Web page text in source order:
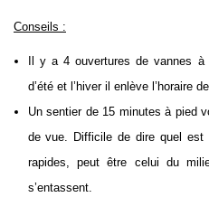
Conseils :
Il y a 4 ouvertures de vannes
d’été et l’hiver il enlève l’horaire
Un sentier de 15 minutes à pied
de vue. Difficile de dire quel est
rapides, peut être celui du
s’entassent.